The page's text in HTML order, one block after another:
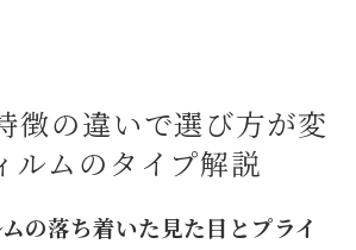
徴の違いで選び方が変
ルムのタイプ解説
の落ち着いた見た目とプライ